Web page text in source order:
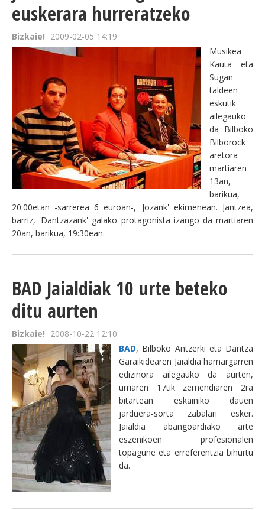
euskerara hurreratzeko
Bizkaie! 2009-02-05 14:19
Musikea
Kauta eta
Sugan
taldeen
eskutik
ailegauko
da Bilboko
Bilborock
aretora
martiaren
13an,
barikua,
20:00etan -sarrerea 6 euroan-, 'Jozank' ekimenean. Jantzea,
barriz, 'Dantzazank' galako protagonista izango da martiaren
20an, barikua, 19:30ean.
BAD Jaialdiak 10 urte beteko
ditu aurten
Bizkaie! 2008-10-22 12:10
BAD, Bilboko Antzerki eta Dantza
Garaikidearen Jaialdia hamargarren
edizinora ailegauko da aurten,
urriaren 17tik zemendiaren 2ra
bitartean eskainiko dauen
jarduera-sorta zabalari esker.
Jaialdia abangoardiako arte
eszenikoen profesionalen
topagune eta erreferentzia bihurtu
da.